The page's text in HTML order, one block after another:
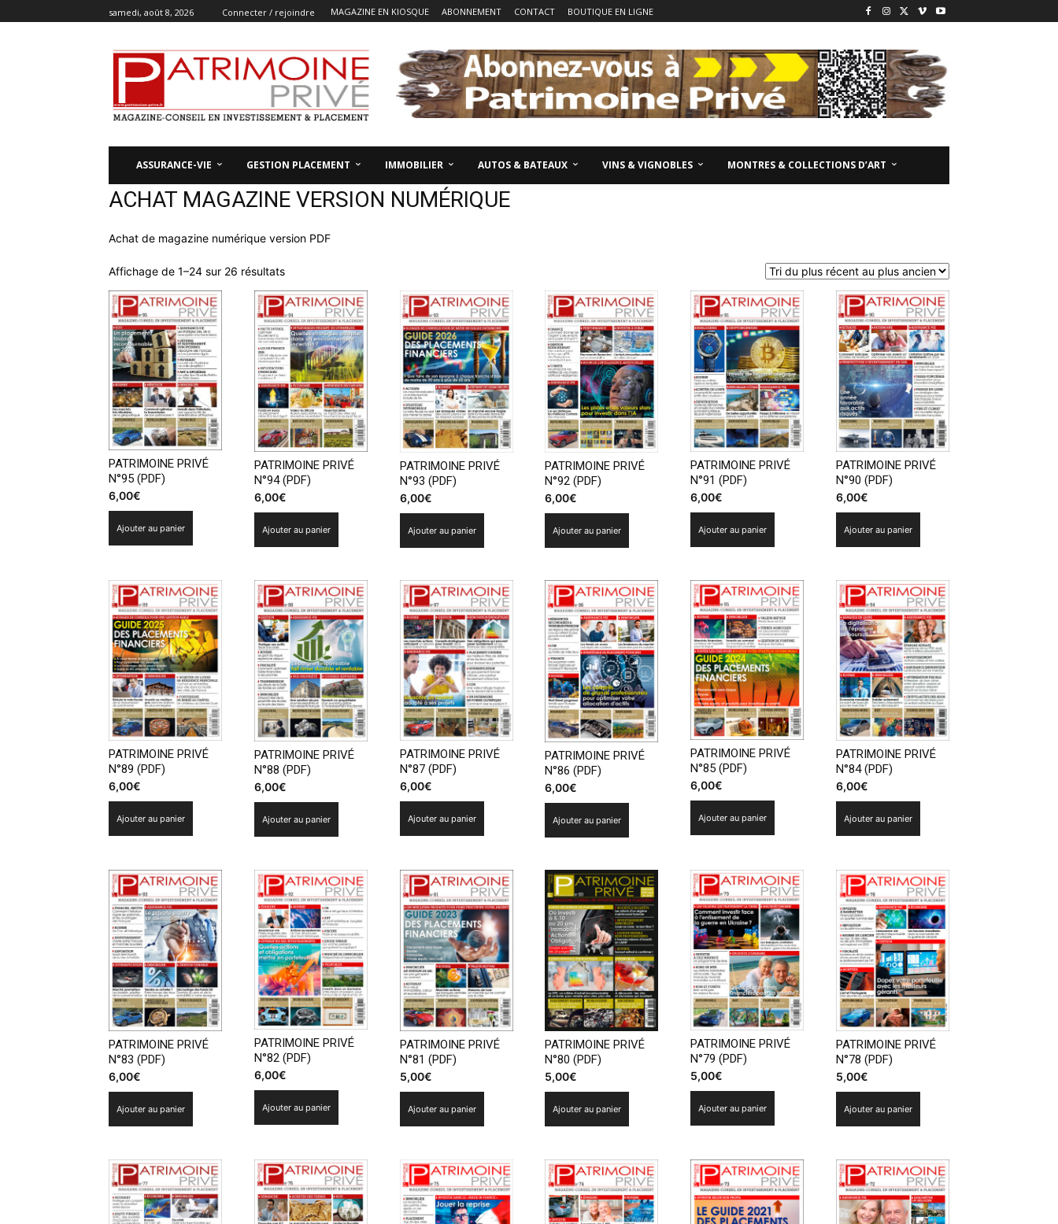
samedi, août 8, 2026 Connecter / rejoindre MAGAZINE EN KIOSQUE ABONNEMENT CONTACT BOUTIQUE EN LIGNE
ASSURANCE-VIE GESTION PLACEMENT IMMOBILIER AUTOS & BATEAUX VINS & VIGNOBLES MONTRES & COLLECTIONS D’ART
ACHAT MAGAZINE VERSION NUMÉRIQUE
Achat de magazine numérique version PDF
Affichage de 1–24 sur 26 résultatsTrié
plus
récent
au
plus
ancien
PATRIMOINE PRIVÉ
N°95 (PDF)
6,00€
Ajouter au panier
PATRIMOINE PRIVÉ
N°94 (PDF)
6,00€
Ajouter au panier
PATRIMOINE PRIVÉ
N°93 (PDF)
6,00€
Ajouter au panier
PATRIMOINE PRIVÉ
N°92 (PDF)
6,00€
Ajouter au panier
PATRIMOINE PRIVÉ
N°91 (PDF)
6,00€
Ajouter au panier
PATRIMOINE PRIVÉ
N°90 (PDF)
6,00€
Ajouter au panier
PATRIMOINE PRIVÉ
N°89 (PDF)
6,00€
Ajouter au panier
PATRIMOINE PRIVÉ
N°88 (PDF)
6,00€
Ajouter au panier
PATRIMOINE PRIVÉ
N°87 (PDF)
6,00€
Ajouter au panier
PATRIMOINE PRIVÉ
N°86 (PDF)
6,00€
Ajouter au panier
PATRIMOINE PRIVÉ
N°85 (PDF)
6,00€
Ajouter au panier
PATRIMOINE PRIVÉ
N°84 (PDF)
6,00€
Ajouter au panier
PATRIMOINE PRIVÉ
N°83 (PDF)
6,00€
Ajouter au panier
PATRIMOINE PRIVÉ
N°82 (PDF)
6,00€
Ajouter au panier
PATRIMOINE PRIVÉ
N°81 (PDF)
5,00€
Ajouter au panier
PATRIMOINE PRIVÉ
N°80 (PDF)
5,00€
Ajouter au panier
PATRIMOINE PRIVÉ
N°79 (PDF)
5,00€
Ajouter au panier
PATRIMOINE PRIVÉ
N°78 (PDF)
5,00€
Ajouter au panier